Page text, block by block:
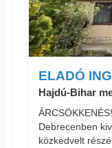
ELADÓ
Hajdú-Bihar
Debrecenben
közkedvelt